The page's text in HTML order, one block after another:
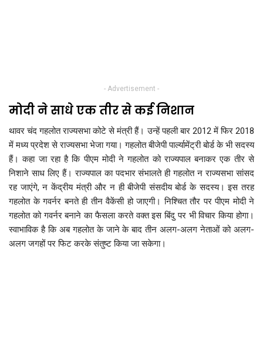
- Advertisement -
मोदी ने साधे एक तीर से कई निशान
थावर चंद गहलोत राज्यसभा कोटे से मंत्री हैं। उन्हें पहली बार 2012 में फिर 2018
में मध्य प्रदेश से राज्यसभा भेजा गया। गहलोत बीजेपी पार्ल्यामेंट्री बोर्ड के भी सदस्य
हैं। कहा जा रहा है कि पीएम मोदी ने गहलोत को राज्यपाल बनाकर एक तीर से
निशाने साध लिए हैं। राज्यपाल का पदभार संभालते ही गहलोत न राज्यसभा सांसद
रह जाएंगे, न केंद्रीय मंत्री और न ही बीजेपी संसदीय बोर्ड के सदस्य। इस तरह
गहलोत के गवर्नर बनते ही तीन वैकेंसी हो जाएगी। निश्चित तौर पर पीएम मोदी ने
गहलोत को गवर्नर बनाने का फैसला करते वक्त इस बिंदु पर भी विचार किया होगा।
स्वाभाविक है कि अब गहलोत के जाने के बाद तीन अलग-अलग नेताओं को अलग-
अलग जगहों पर फिट करके संतुष्ट किया जा सकेगा।